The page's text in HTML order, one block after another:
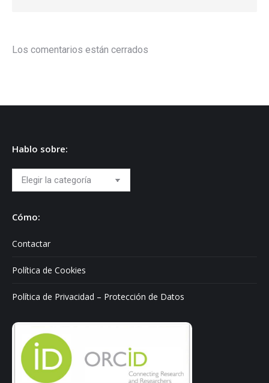
Los comentarios están cerrados
Hablo sobre:
Hablo
sobre:
Cómo:
Contactar
Política de Cookies
Política de Privacidad – Protección de Datos